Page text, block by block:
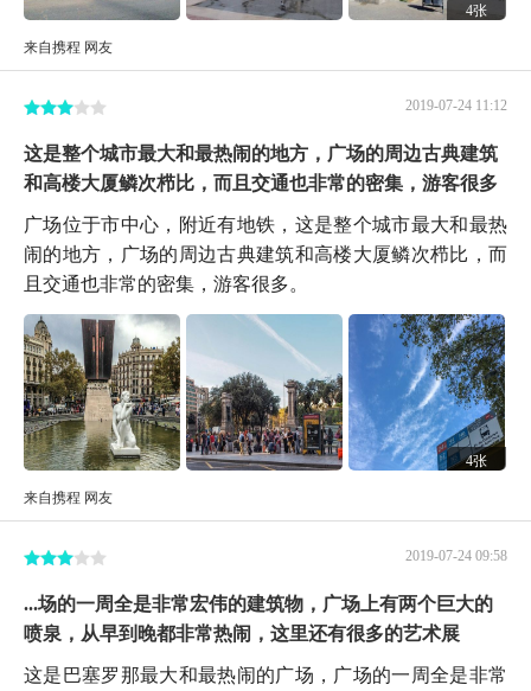
4张
来自携程 网友
2019-07-24 11:12
这是整个城市最大和最热闹的地方，广场的周边古典建筑
和高楼大厦鳞次栉比，而且交通也非常的密集，游客很多
广场位于市中心，附近有地铁，这是整个城市最大和最热
闹的地方，广场的周边古典建筑和高楼大厦鳞次栉比，而
且交通也非常的密集，游客很多。
4张
来自携程 网友
2019-07-24 09:58
...场的一周全是非常宏伟的建筑物，广场上有两个巨大的
喷泉，从早到晚都非常热闹，这里还有很多的艺术展
这是巴塞罗那最大和最热闹的广场，广场的一周全是非常